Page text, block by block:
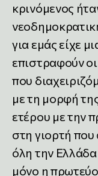
κρινόμενος
για εμάς είχε
επιστραφούν
που
με τη μορφή
ετέρου με την
στη γιορτή
όλη την Ελλάδα
μόνο η